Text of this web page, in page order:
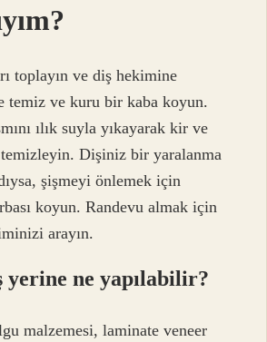
toplayın ve diş hekimine
temiz ve kuru bir kaba koyun.
ılık suyla yıkayarak kir ve
Dişiniz bir yaralanma
şişmeyi önlemek için
koyun. Randevu almak için
arayın.
yerine ne yapılabilir?
malzemesi, laminate veneer